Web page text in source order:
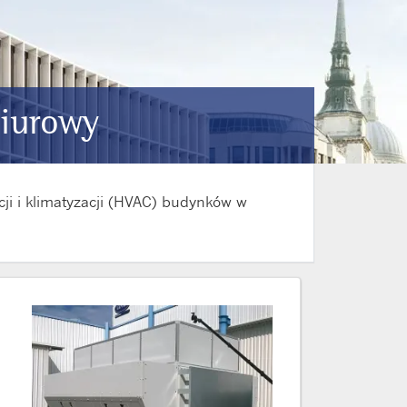
i klimatyzacji (HVAC) budynków w